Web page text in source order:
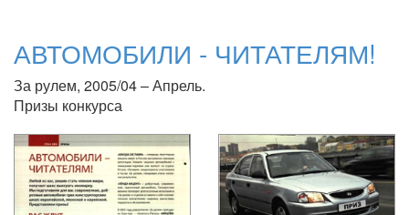
АВТОМОБИЛИ - ЧИТАТЕЛЯМ!
За рулем, 2005/04 – Апрель.
Призы конкурса